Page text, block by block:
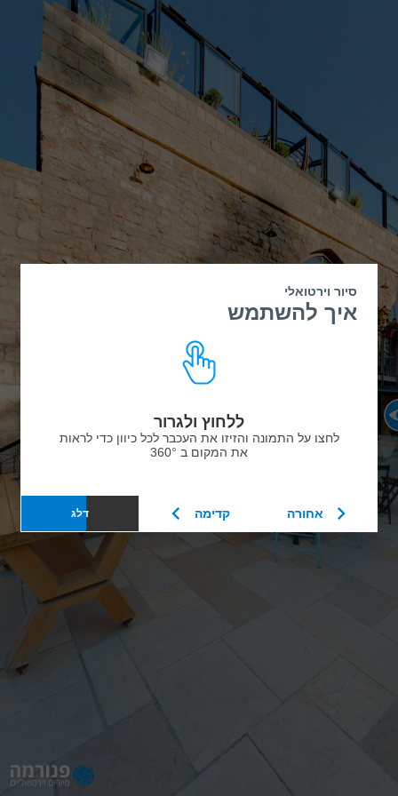
סיור וירטואלי
איך להשתמש
ללחוץ ולגרור
לחצו על התמונה והזיזו את העכבר לכל כיוון כדי לראות
את המקום ב 360°
אחורה קדימה דלג